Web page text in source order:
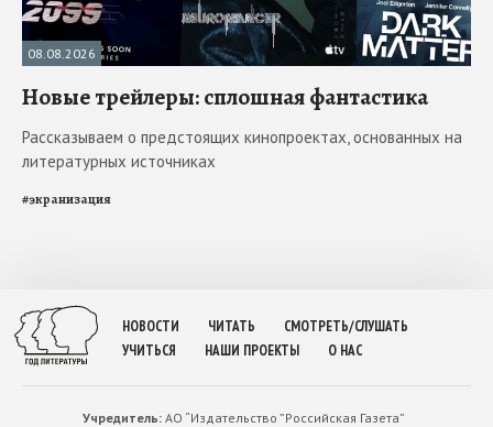
08.08.2026
Новые трейлеры: сплошная фантастика
Рассказываем о предстоящих кинопроектах, основанных на
литературных источниках
#экранизация
НОВОСТИ ЧИТАТЬ
СМОТРЕТЬ/СЛУШАТЬ
УЧИТЬСЯ
НАШИ ПРОЕКТЫ О НАС
Учредитель:АО “Издательство ”Российская Газета”